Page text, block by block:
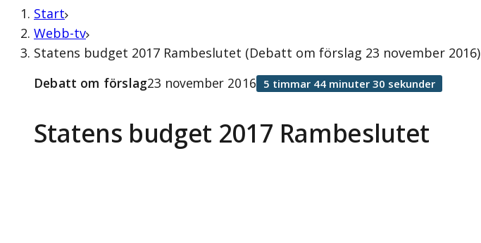
Start
Webb-tv
Statens budget 2017 Rambeslutet (Debatt om förslag 23 november 2016)
Statens budget 2017 Rambeslutet
Debatt om förslag23 november 2016 5 timmar 44 minuter 30 sekunder